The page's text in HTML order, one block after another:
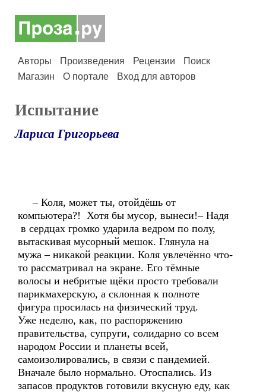
Авторы Произведения Рецензии
Поиск
Магазин
О портале Вход для авторов
Испытание
Лариса Григорьева
– Коля, может ты, отойдёшь от
компьютера?! Хотя бы мусор, вынеси!– Надя
в сердцах громко ударила ведром по полу,
вытаскивая мусорный мешок. Глянула на
мужа – никакой реакции. Коля увлечённо что-
то рассматривал на экране. Его тёмные
волосы и небритые щёки просто требовали
парикмахерскую, а склонная к полноте
фигура просилась на физический труд.
Уже неделю, как, по распоряжению
правительства, супруги, солидарно со всем
народом России и планеты всей,
самоизолировались, в связи с пандемией.
Вначале было нормально. Отоспались. Из
запасов продуктов готовили вкусную еду, как